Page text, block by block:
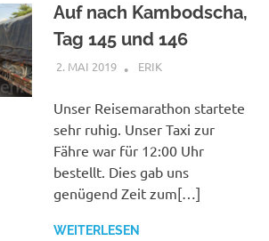
Auf nach Kambodscha,
Tag 145 und 146
2. MAI 2019 ERIKKAMBODSCHA
Unser Reisemarathon startete
sehr ruhig. Unser Taxi zur
Fähre war für 12:00 Uhr
bestellt. Dies gab uns
genügend Zeit zum[…]
WEITERLESEN